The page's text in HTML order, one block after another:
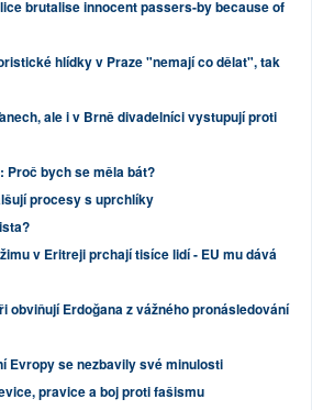
brutalise innocent passers-by because of
hlídky v Praze "nemají co dělat", tak
ale i v Brně divadelníci vystupují proti
Proč bych se měla bát?
procesy s uprchlíky
v Eritreji prchají tisíce lidí - EU mu dává
obviňují Erdoğana z vážného pronásledování
Evropy se nezbavily své minulosti
pravice a boj proti fašismu